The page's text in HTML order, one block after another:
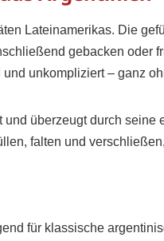
Lateinamerikas. Die
gebacken oder
unkompliziert – ganz
überzeugt durch
falten und
für klassische